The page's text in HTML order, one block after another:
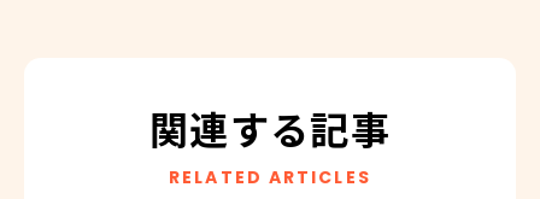
関連する記事
RELATED ARTICLES